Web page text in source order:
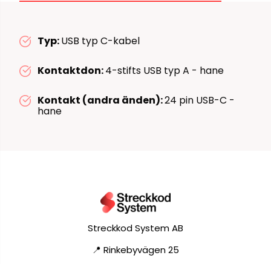
Typ:USB typ C-kabel
Kontaktdon:4-stifts USB typ A - hane
Kontakt (andra änden):24 pin USB-C -
hane
Streckkod System AB
📍 Rinkebyvägen 25